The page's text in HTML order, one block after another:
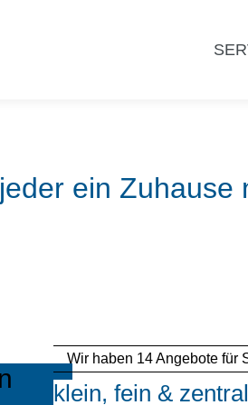
ein Zuhause
Wir haben 14Angebote für
klein, fein &